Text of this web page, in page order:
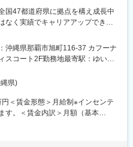
さえすればなんでもよい」という
めにならない提案はありえない社
制、フレックス制度や出社・在宅
しい働き方を積極的に取り入れ、
できるような環境が整っていま
チームで掲げる数字目標の達成度
す。営業とともに採用成功に伴走
国47都道府県に拠点を構え成長中
なく実績でキャリアアップできま
4月時点)★役職者の20代割合
やインセンティブ制度など充
こちら≪https://linktr.ee/workport≫
担当いただきます。
沖縄県那覇市旭町116-37 カフーナ
スコート2F勤務地最寄駅：ゆいレ
敷地内喫煙可能場所あり
県)
＜賃金形態＞月給制※インセンテ
す。＜賃金内訳＞月額（基本